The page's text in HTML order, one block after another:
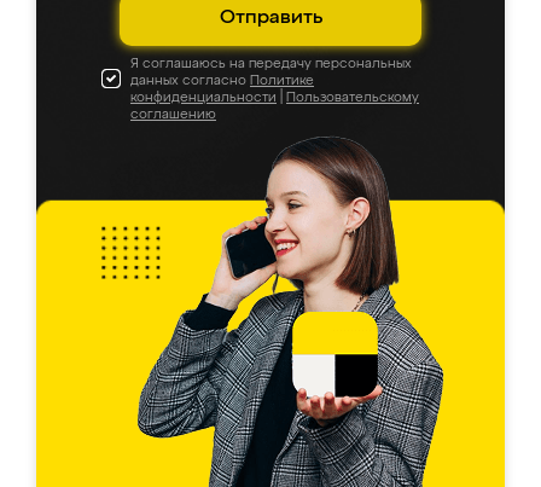
Отправить
Я соглашаюсь на передачу персональных
данных согласно Политике
конфиденциальности
Пользовательскому
соглашению